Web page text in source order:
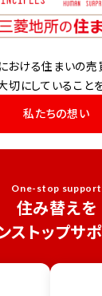
おける住まいの売
切にしていること
私たちの想い
One-stop support
住み替えを
ストップサ